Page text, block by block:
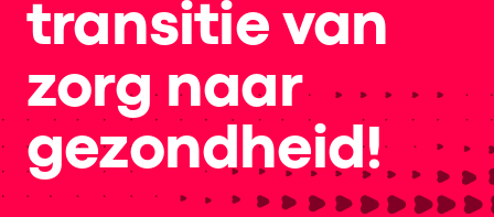
transitie van
zorg naar
gezondheid!